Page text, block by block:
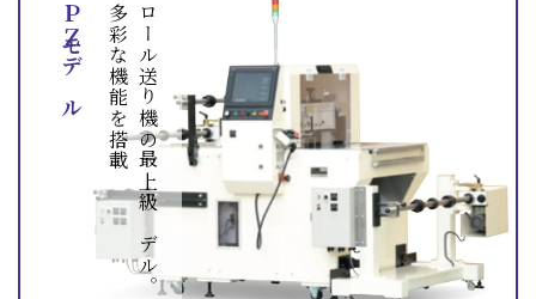
ロ
ー
ル
送
り
機
の
最
上
級
モ
デ
ル
。
多
彩
な
機
能
を
搭
載
ＰＺモデル